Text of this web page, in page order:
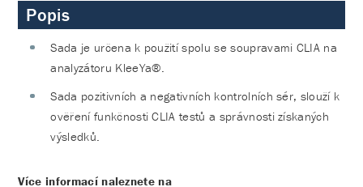
Popis
Sada je určena k použití spolu se soupravami CLIA na
analyzátoru KleeYa®.
Sada pozitivních a negativních kontrolních sér, slouží k
ověření funkčnosti CLIA testů a správnosti získaných
výsledků.
Více informací naleznete na